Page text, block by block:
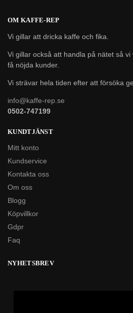
OM KAFFE-REP
Vi gillar att dricka kaffe och fika.
Vi gillar också att handla på nätet så
få nöjda kunder.
Vi strävar hela tiden efter att försöka
info@kaffe-rep.se
0502-747199
KUNDTJÄNST
Mitt konto
Kundservice
Kontakta oss
Om oss
Blogg
Köpvillkor
Gdpr
Faq
NYHETSBREV